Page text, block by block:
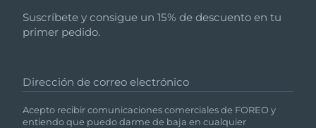
Suscríbete y consigue un 15% de descuento en tu
primer pedido.
Dirección de correo electrónico
Acepto recibir comunicaciones comerciales de FOREO y
entiendo que puedo darme de baja en cualquier